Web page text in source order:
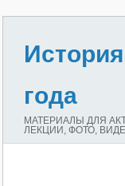
года
МАТЕРИАЛЫ ДЛЯ
ЛЕКЦИИ, ФОТО,